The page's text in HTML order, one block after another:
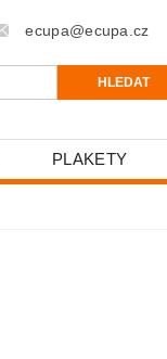
ecupa@ecupa.cz
PLAKETY